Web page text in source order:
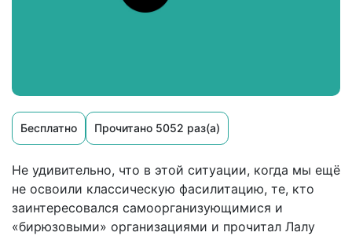
Бесплатно Прочитано 5052 раз(а)
Не удивительно, что в этой ситуации, когда мы ещё
не освоили классическую фасилитацию, те, кто
заинтересовался самоорганизующимися и
«бирюзовыми» организациями и прочитал Лалу